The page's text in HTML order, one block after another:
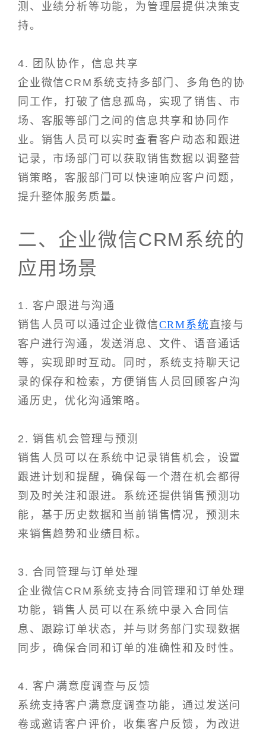
测、业绩分析等功能，为管理层提供决策支
持。
4. 团队协作，信息共享
企业微信CRM系统支持多部门、多角色的协
同工作，打破了信息孤岛，实现了销售、市
场、客服等部门之间的信息共享和协同作
业。销售人员可以实时查看客户动态和跟进
记录，市场部门可以获取销售数据以调整营
销策略，客服部门可以快速响应客户问题，
提升整体服务质量。
二、企业微信CRM系统的
应用场景
1. 客户跟进与沟通
销售人员可以通过企业微信CRM系统直接与
客户进行沟通，发送消息、文件、语音通话
等，实现即时互动。同时，系统支持聊天记
录的保存和检索，方便销售人员回顾客户沟
通历史，优化沟通策略。
2. 销售机会管理与预测
销售人员可以在系统中记录销售机会，设置
跟进计划和提醒，确保每一个潜在机会都得
到及时关注和跟进。系统还提供销售预测功
能，基于历史数据和当前销售情况，预测未
来销售趋势和业绩目标。
3. 合同管理与订单处理
企业微信CRM系统支持合同管理和订单处理
功能，销售人员可以在系统中录入合同信
息、跟踪订单状态，并与财务部门实现数据
同步，确保合同和订单的准确性和及时性。
4. 客户满意度调查与反馈
系统支持客户满意度调查功能，通过发送问
卷或邀请客户评价，收集客户反馈，为改进